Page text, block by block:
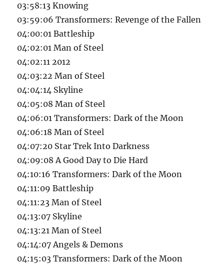
03:58:13 Knowing
03:59:06 Transformers: Revenge of the Fallen
04:00:01 Battleship
04:02:01 Man of Steel
04:02:11 2012
04:03:22 Man of Steel
04:04:14 Skyline
04:05:08 Man of Steel
04:06:01 Transformers: Dark of the Moon
04:06:18 Man of Steel
04:07:20 Star Trek Into Darkness
04:09:08 A Good Day to Die Hard
04:10:16 Transformers: Dark of the Moon
04:11:09 Battleship
04:11:23 Man of Steel
04:13:07 Skyline
04:13:21 Man of Steel
04:14:07 Angels & Demons
04:15:03 Transformers: Dark of the Moon